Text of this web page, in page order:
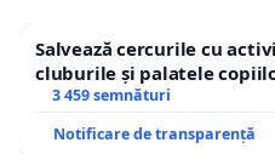
Salvează cercurile cu
cluburile și palatele
3 459 semnături
Notificare de transparență